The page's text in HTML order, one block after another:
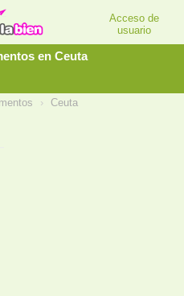
Acceso de
usuario
en Ceuta
› Ceuta